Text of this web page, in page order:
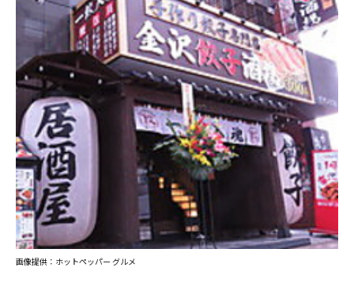
画像提供：ホットペッパー グルメ